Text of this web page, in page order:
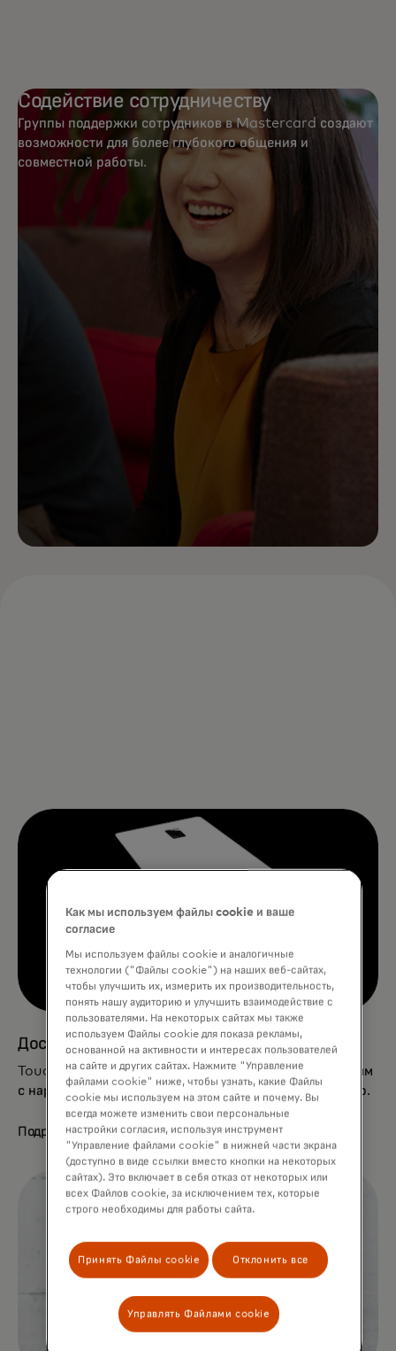
Содействие сотрудничеству
Группы поддержки сотрудников в Mastercard создают
возможности для более глубокого общения и
совместной работы.
Доступность начинается с дизайна
Touch Card повышает безопасность и помогает людям
с нарушениями зрения пользоваться картой свободно.
Подробнее
Как мы используем файлы cookie и ваше
согласие
Мы используем файлы cookie и аналогичные
технологии ("Файлы cookie") на наших веб-сайтах,
чтобы улучшить их, измерить их производительность,
понять нашу аудиторию и улучшить взаимодействие с
пользователями. На некоторых сайтах мы также
используем Файлы cookie для показа рекламы,
основанной на активности и интересах пользователей
на сайте и других сайтах. Нажмите "Управление
файлами cookie" ниже, чтобы узнать, какие Файлы
cookie мы используем на этом сайте и почему. Вы
всегда можете изменить свои персональные
настройки согласия, используя инструмент
"Управление файлами cookie" в нижней части экрана
(доступно в виде ссылки вместо кнопки на некоторых
сайтах). Это включает в себя отказ от некоторых или
всех Файлов cookie, за исключением тех, которые
строго необходимы для работы сайта.
Принять Файлы cookie Отклонить все
Управлять Файлами cookie